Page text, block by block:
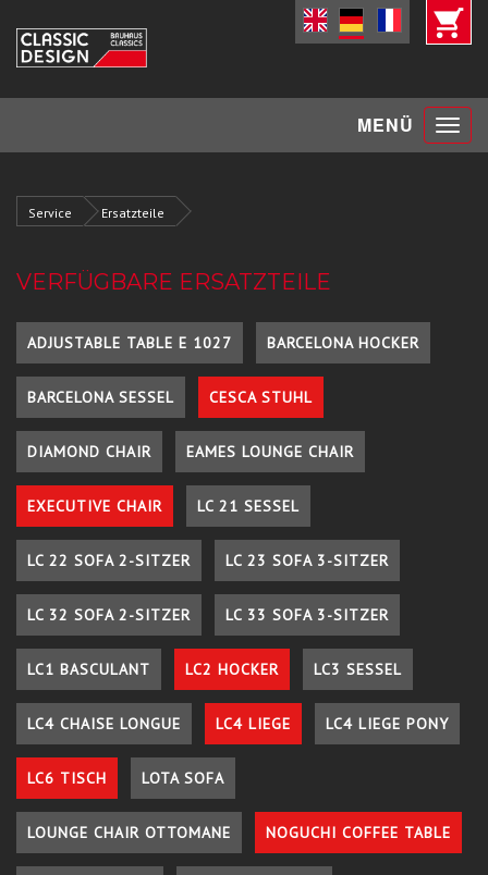
MENÜ Toggle
Service Ersatzteile
VERFÜGBARE ERSATZTEILE
ADJUSTABLE TABLE E 1027 BARCELONA HOCKER
BARCELONA SESSEL CESCA STUHL
DIAMOND CHAIR EAMES LOUNGE CHAIR
EXECUTIVE CHAIR LC 21 SESSEL
LC 22 SOFA 2-SITZER LC 23 SOFA 3-SITZER
LC 32 SOFA 2-SITZER LC 33 SOFA 3-SITZER
LC1 BASCULANT LC2 HOCKER LC3 SESSEL
LC4 CHAISE LONGUE LC4 LIEGE LC4 LIEGE PONY
LC6 TISCH LOTA SOFA
LOUNGE CHAIR OTTOMANE NOGUCHI COFFEE TABLE